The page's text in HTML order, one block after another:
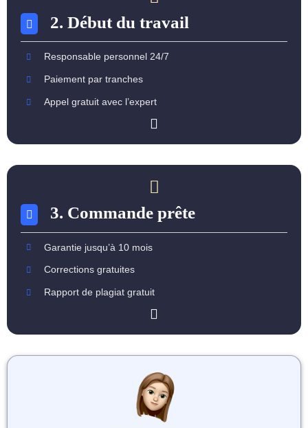
2. Début du travail
Responsable personnel 24/7
Paiement par tranches
Appel gratuit avec l’expert
3. Commande prête
Garantie jusqu’à 10 mois
Corrections gratuites
Rapport de plagiat gratuit